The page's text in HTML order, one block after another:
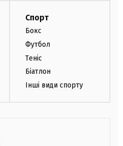
Спорт
Бокс
Футбол
Теніс
Біатлон
Інші види спорту